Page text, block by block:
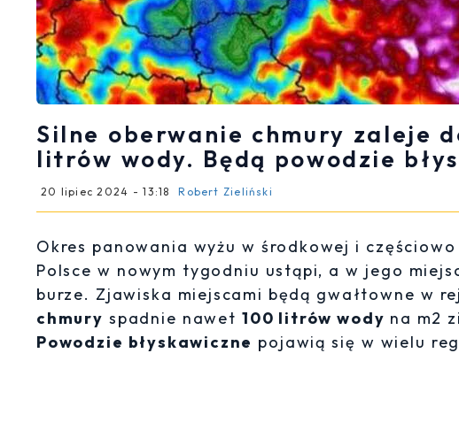
Silne oberwanie chmury zaleje
litrów wody. Będą powodzie
20 lipiec 2024 - 13:18 Robert Zieliński
Okres panowania wyżu w środkowej i
Polsce w nowym tygodniu ustąpi, a w jego
burze. Zjawiska miejscami będą gwałtowne w
chmury spadnie nawet 100 litrów wody na m2
Powodzie błyskawiczne pojawią się w wielu